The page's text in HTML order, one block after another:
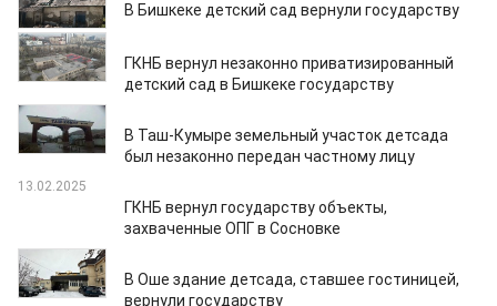
В Бишкеке детский сад вернули государству
26.02.2025
ГКНБ вернул незаконно приватизированный
детский сад в Бишкеке государству
14.02.2025
В Таш-Кумыре земельный участок детсада
был незаконно передан частному лицу
13.02.2025
ГКНБ вернул государству объекты,
захваченные ОПГ в Сосновке
04.02.2025
В Оше здание детсада, ставшее гостиницей,
вернули государству